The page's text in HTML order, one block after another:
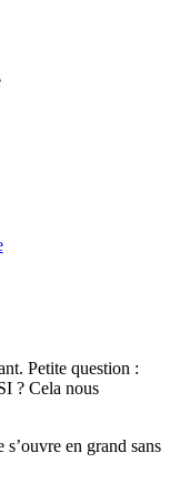
Petite question :
? Cela nous
en grand sans